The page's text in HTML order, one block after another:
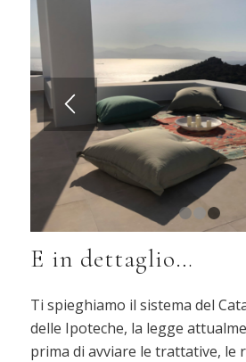
E in dettaglio…
Ti spieghiamo il sistema del
delle Ipoteche, la legge
prima di avviare le trattative, le